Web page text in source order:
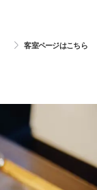
客室ページはこちら